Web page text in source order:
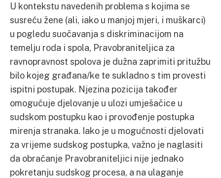
U kontekstu navedenih problema s kojima se
susreću žene (ali, iako u manjoj mjeri, i muškarci)
u pogledu suočavanja s diskriminacijom na
temelju roda i spola, Pravobraniteljica za
ravnopravnost spolova je dužna zaprimiti pritužbu
bilo kojeg građana/ke te sukladno s tim provesti
ispitni postupak. Njezina pozicija također
omogućuje djelovanje u ulozi umješačice u
sudskom postupku kao i provođenje postupka
mirenja stranaka. Iako je u mogućnosti djelovati
za vrijeme sudskog postupka, važno je naglasiti
da obraćanje Pravobraniteljici nije jednako
pokretanju sudskog procesa, a na ulaganje